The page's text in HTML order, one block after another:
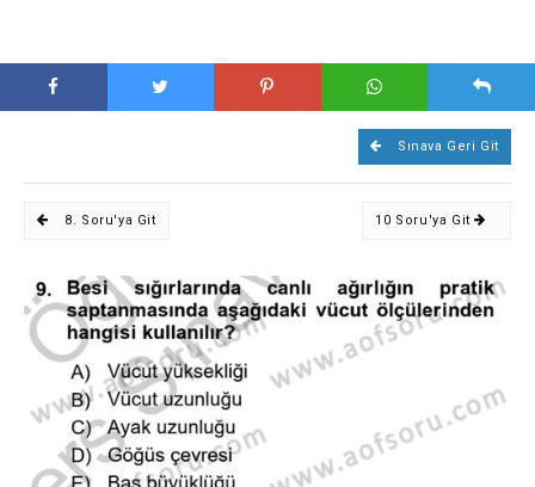
Sınava Geri Git
8. Soru'ya Git 10 Soru'ya Git